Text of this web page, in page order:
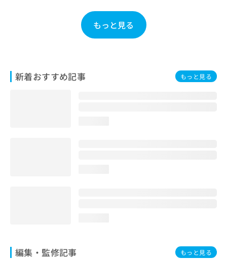
もっと見る
新着おすすめ記事 もっと見る
編集・監修記事 もっと見る
こ